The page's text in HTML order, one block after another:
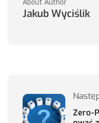
About Author
Jakub Wyciślik
Zero-